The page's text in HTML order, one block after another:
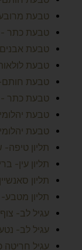
טבעת
טבעת כתר
טבעת
טבעת
טבעת חותם-
טבעת כתר
טבעת
טבעת
תליון
תליון עין-
תליון
תליון
עגיל לב- צוף
עגיל לב- נטע
עגיל חריטה